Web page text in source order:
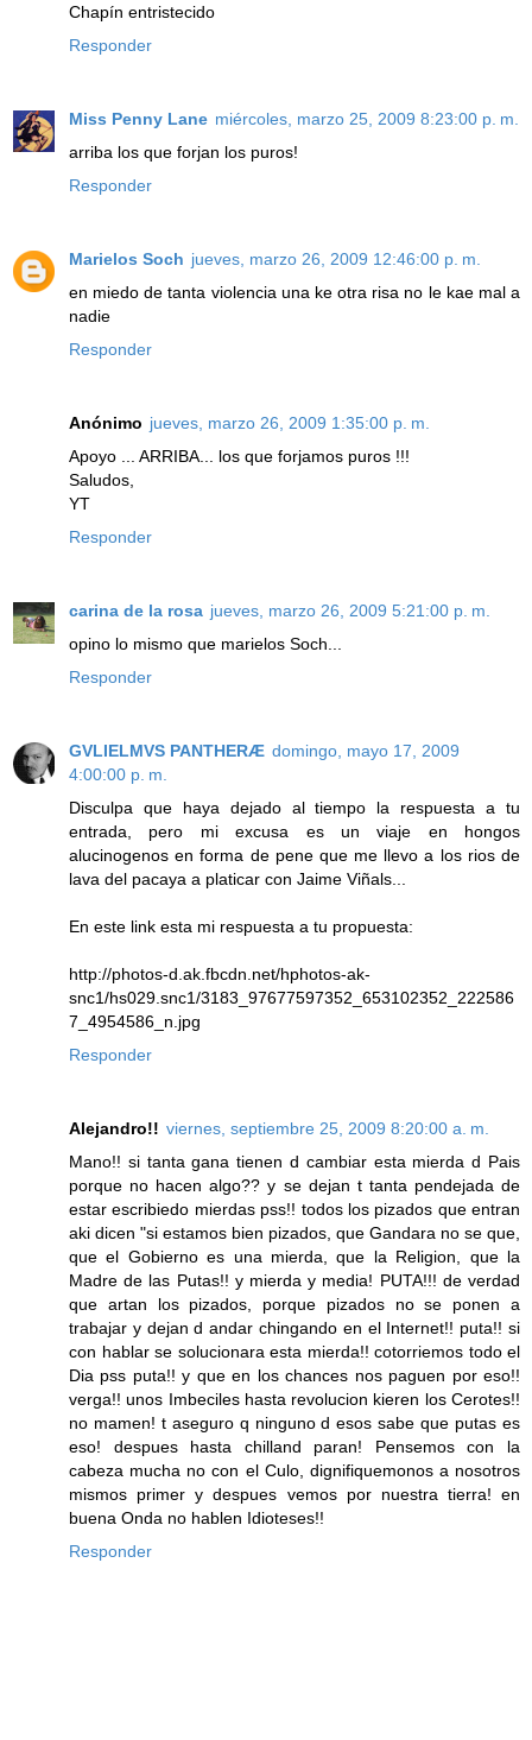
Chapín entristecido
Responder
Miss Penny Lane miércoles, marzo 25, 2009 8:23:00 p. m.
arriba los que forjan los puros!
Responder
Marielos Soch jueves, marzo 26, 2009 12:46:00 p. m.
en miedo de tanta violencia una ke otra risa no le kae mal a
nadie
Responder
Anónimo jueves, marzo 26, 2009 1:35:00 p. m.
Apoyo ... ARRIBA... los que forjamos puros !!!
Saludos,
YT
Responder
carina de la rosa jueves, marzo 26, 2009 5:21:00 p. m.
opino lo mismo que marielos Soch...
Responder
GVLIELMVS PANTHERÆ domingo, mayo 17, 2009
4:00:00 p. m.
Disculpa que haya dejado al tiempo la respuesta a tu
entrada, pero mi excusa es un viaje en hongos
alucinogenos en forma de pene que me llevo a los rios de
lava del pacaya a platicar con Jaime Viñals...
En este link esta mi respuesta a tu propuesta:
http://photos-d.ak.fbcdn.net/hphotos-ak-
snc1/hs029.snc1/3183_97677597352_653102352_222586
7_4954586_n.jpg
Responder
Alejandro!! viernes, septiembre 25, 2009 8:20:00 a. m.
Mano!! si tanta gana tienen d cambiar esta mierda d Pais
porque no hacen algo?? y se dejan t tanta pendejada de
estar escribiedo mierdas pss!! todos los pizados que entran
aki dicen "si estamos bien pizados, que Gandara no se que,
que el Gobierno es una mierda, que la Religion, que la
Madre de las Putas!! y mierda y media! PUTA!!! de verdad
que artan los pizados, porque pizados no se ponen a
trabajar y dejan d andar chingando en el Internet!! puta!! si
con hablar se solucionara esta mierda!! cotorriemos todo el
Dia pss puta!! y que en los chances nos paguen por eso!!
verga!! unos Imbeciles hasta revolucion kieren los Cerotes!!
no mamen! t aseguro q ninguno d esos sabe que putas es
eso! despues hasta chilland paran! Pensemos con la
cabeza mucha no con el Culo, dignifiquemonos a nosotros
mismos primer y despues vemos por nuestra tierra! en
buena Onda no hablen Idioteses!!
Responder